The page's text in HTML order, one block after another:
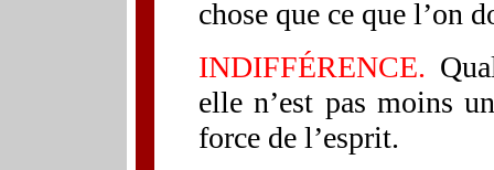
chose que ce que l’on
INDIFFÉRENCE.
elle n’est pas moins
force de l’esprit.